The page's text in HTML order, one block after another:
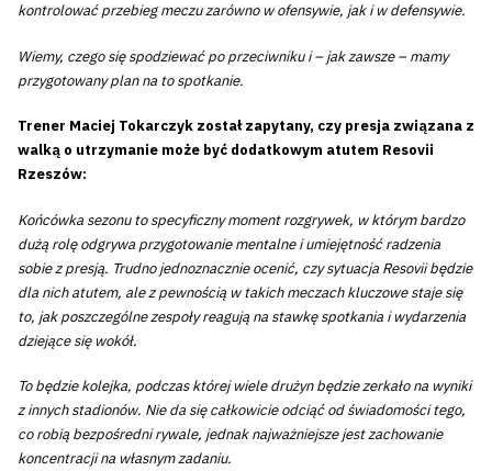
kontrolować przebieg meczu zarówno w ofensywie, jak i w defensywie.
Wiemy, czego się spodziewać po przeciwniku i – jak zawsze – mamy
przygotowany plan na to spotkanie.
Trener Maciej Tokarczyk został zapytany, czy presja związana z
walką o utrzymanie może być dodatkowym atutem Resovii
Rzeszów:
Końcówka sezonu to specyficzny moment rozgrywek, w którym bardzo
dużą rolę odgrywa przygotowanie mentalne i umiejętność radzenia
sobie z presją. Trudno jednoznacznie ocenić, czy sytuacja Resovii będzie
dla nich atutem, ale z pewnością w takich meczach kluczowe staje się
to, jak poszczególne zespoły reagują na stawkę spotkania i wydarzenia
dziejące się wokół.
To będzie kolejka, podczas której wiele drużyn będzie zerkało na wyniki
z innych stadionów. Nie da się całkowicie odciąć od świadomości tego,
co robią bezpośredni rywale, jednak najważniejsze jest zachowanie
koncentracji na własnym zadaniu.